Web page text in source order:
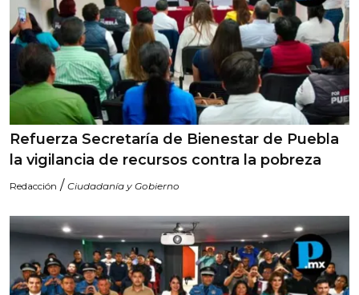
Refuerza Secretaría de Bienestar de Puebla
la vigilancia de recursos contra la pobreza
Redacción / Ciudadanía y Gobierno